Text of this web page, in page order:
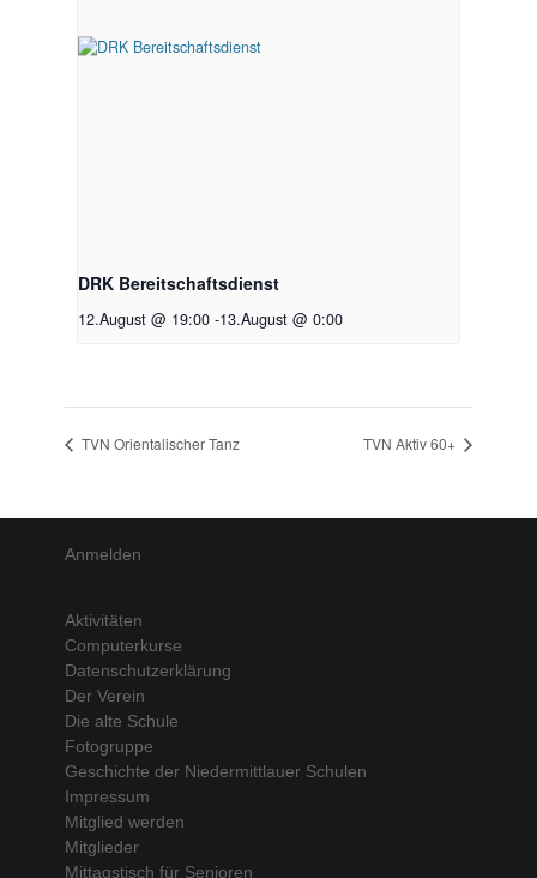
DRK Bereitschaftsdienst
12.August @ 19:00 -13.August @ 0:00
TVN Orientalischer Tanz TVN Aktiv 60+
Anmelden
Aktivitäten
Computerkurse
Datenschutzerklärung
Der Verein
Die alte Schule
Fotogruppe
Geschichte der Niedermittlauer Schulen
Impressum
Mitglied werden
Mitglieder
Mittagstisch für Senioren